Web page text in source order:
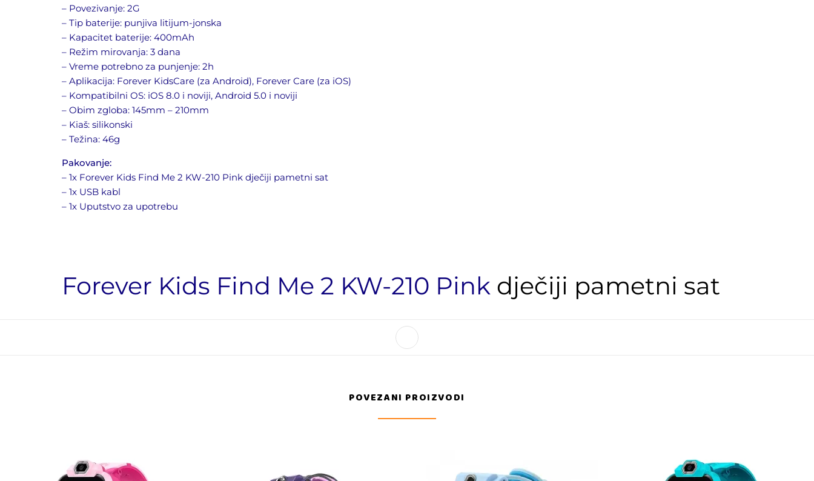
– Povezivanje: 2G
– Tip baterije: punjiva litijum-jonska
– Kapacitet baterije: 400mAh
– Režim mirovanja: 3 dana
– Vreme potrebno za punjenje: 2h
– Aplikacija: Forever KidsCare (za Android), Forever Care (za iOS)
– Kompatibilni OS: iOS 8.0 i noviji, Android 5.0 i noviji
– Obim zgloba: 145mm – 210mm
– Kiaš: silikonski
– Težina: 46g
Pakovanje:
– 1x Forever Kids Find Me 2 KW-210 Pink dječiji pametni sat
– 1x USB kabl
– 1x Uputstvo za upotrebu
Forever Kids Find Me 2 KW-210 Pink dječiji pametni sat
POVEZANI PROIZVODI